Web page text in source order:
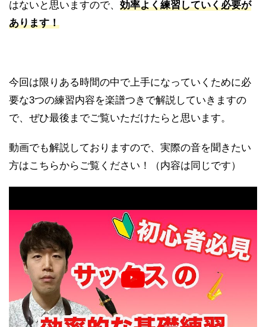
はないと思いますので、 効率よく練習していく必要が
あります！
今回は限りある時間の中で上手になっていくために必
要な3つの練習内容を楽譜つきで解説していきますの
で、ぜひ最後までご覧いただけたらと思います。
動画でも解説しておりますので、実際の音を聞きたい
方はこちらからご覧ください！（内容は同じです）